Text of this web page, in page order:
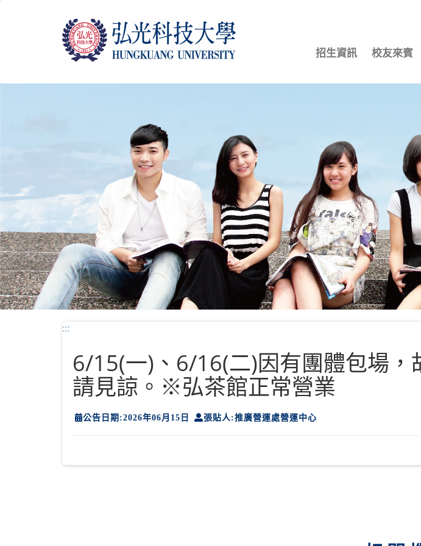
內
招生資訊 校友來賓
:::
6/15(一)、6/16(二)因有團體包場
請見諒。※弘茶館正常營業
公告日期:2026年06月15日 張貼人:推廣營運處營運中心